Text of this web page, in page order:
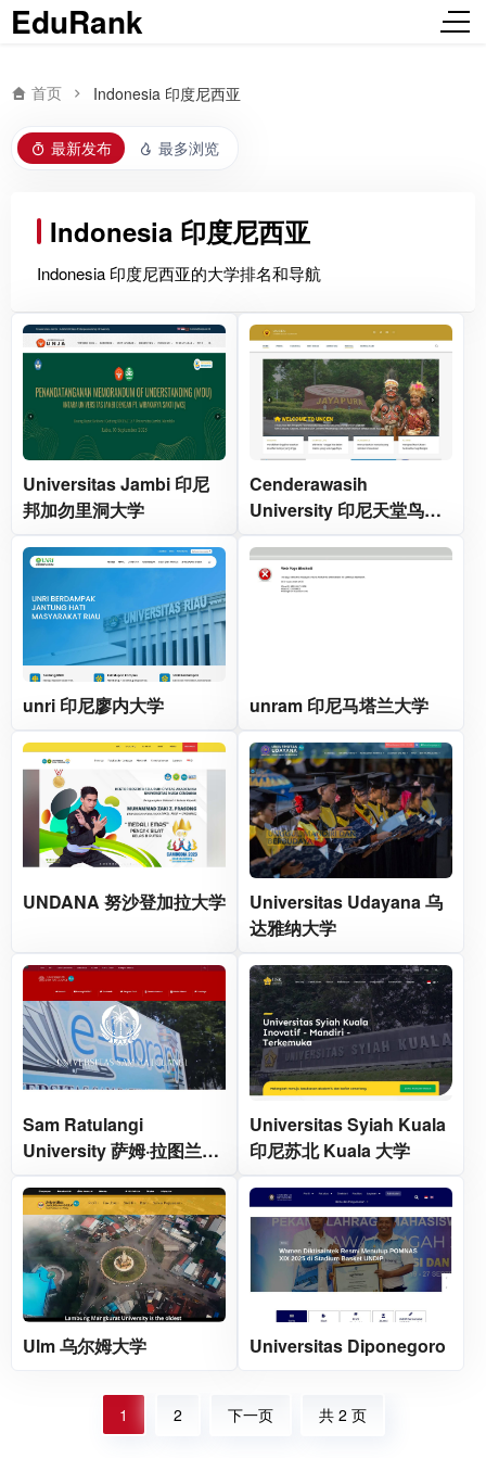
EduRank
首页 Indonesia 印度尼西亚
最新发布 最多浏览
Indonesia 印度尼西亚
Indonesia 印度尼西亚的大学排名和导航
Universitas Jambi 印尼
邦加勿里洞大学
Cenderawasih
University 印尼天堂鸟大
学
unri 印尼廖内大学 unram 印尼马塔兰大学
UNDANA 努沙登加拉大学
Universitas Udayana 乌
达雅纳大学
Sam Ratulangi
University 萨姆·拉图兰吉
大学
Universitas Syiah Kuala
印尼苏北 Kuala 大学
Ulm 乌尔姆大学 Universitas Diponegoro
1 2 下一页 共 2 页